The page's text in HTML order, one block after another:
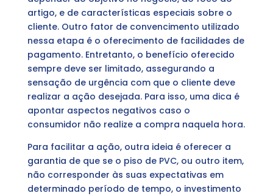
artigo, e de características especiais sobre o
cliente. Outro fator de convencimento utilizado
nessa etapa é o oferecimento de facilidades de
pagamento. Entretanto, o benefício oferecido
sempre deve ser limitado, assegurando a
sensação de urgência com que o cliente deve
realizar a ação desejada. Para isso, uma dica é
apontar aspectos negativos caso o
consumidor não realize a compra naquela hora.
Para facilitar a ação, outra ideia é oferecer a
garantia de que se o piso de PVC, ou outro item,
não corresponder às suas expectativas em
determinado período de tempo, o investimento